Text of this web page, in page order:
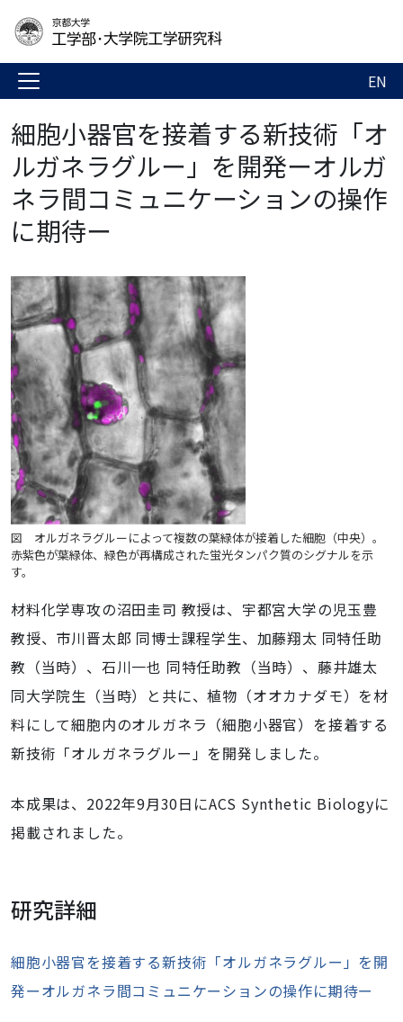
EN
細胞小器官を接着する新技術「オ
ルガネラグルー」を開発ーオルガ
ネラ間コミュニケーションの操作
に期待ー
図 オルガネラグルーによって複数の葉緑体が接着した細胞（中央）。
赤紫色が葉緑体、緑色が再構成された蛍光タンパク質のシグナルを示
す。
材料化学専攻の沼田圭司 教授は、宇都宮大学の児玉豊
教授、市川晋太郎 同博士課程学生、加藤翔太 同特任助
教（当時）、石川一也 同特任助教（当時）、藤井雄太
同大学院生（当時）と共に、植物（オオカナダモ）を材
料にして細胞内のオルガネラ（細胞小器官）を接着する
新技術「オルガネラグルー」を開発しました。
本成果は、2022年9月30日にACS Synthetic Biologyに
掲載されました。
研究詳細
細胞小器官を接着する新技術「オルガネラグルー」を開
発ーオルガネラ間コミュニケーションの操作に期待ー